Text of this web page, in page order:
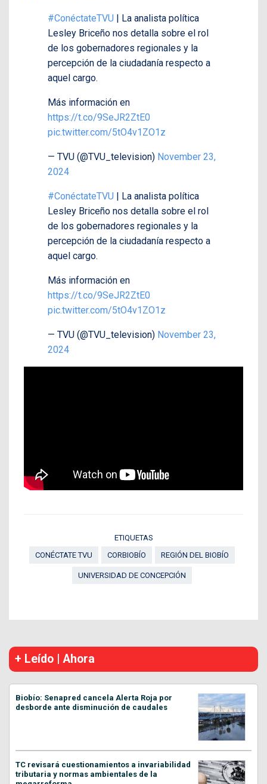
#ConéctateTVU | La analista política
Lesley Briceño nos detalla sobre el rol
de los gobernadores regionales y la
percepción de la ciudadanía respecto a
aquel cargo.
Más información en
https://t.co/9SeJR2ZtE0
pic.twitter.com/5tO4v1ZO1z
— TVU (@TVU_television) November 23,
2024
#ConéctateTVU | La analista política
Lesley Briceño nos detalla sobre el rol
de los gobernadores regionales y la
percepción de la ciudadanía respecto a
aquel cargo.
Más información en
https://t.co/9SeJR2ZtE0
pic.twitter.com/5tO4v1ZO1z
— TVU (@TVU_television) November 23,
2024
ETIQUETAS
CONÉCTATE TVU
CORBIOBÍO REGIÓN DEL BIOBÍO
UNIVERSIDAD DE CONCEPCIÓN
+ Leído | Ahora
Biobío: Senapred cancela Alerta Roja por
desborde ante disminución de caudales
TC revisará cuestionamientos a invariabilidad
tributaria y normas ambientales de la